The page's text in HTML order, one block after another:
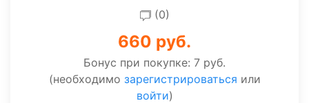
(0)
660 руб.
Бонус при покупке: 7 руб.
(необходимо зарегистрироваться или
войти)